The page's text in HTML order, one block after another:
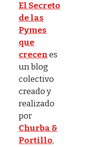
El Secreto
de las
Pymes
que
crecenes
un blog
colectivo
creado y
realizado
por
Churba &
Portillo,